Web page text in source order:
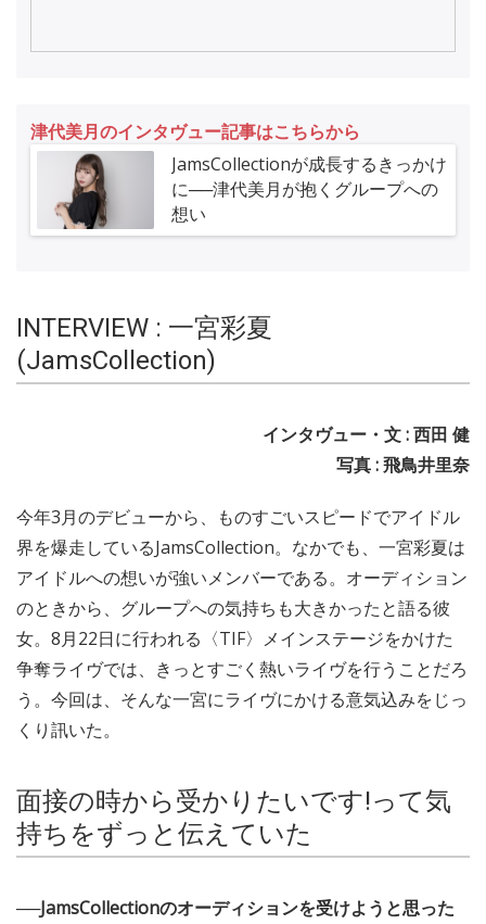
津代美月のインタヴュー記事はこちらから
JamsCollectionが成長するきっかけ
に──津代美月が抱くグループへの
想い
INTERVIEW : 一宮彩夏
(JamsCollection)
インタヴュー・文 : 西田 健
写真 : 飛鳥井里奈
今年3月のデビューから、ものすごいスピードでアイドル
界を爆走しているJamsCollection。なかでも、一宮彩夏は
アイドルへの想いが強いメンバーである。オーディション
のときから、グループへの気持ちも大きかったと語る彼
女。8月22日に行われる〈TIF〉メインステージをかけた
争奪ライヴでは、きっとすごく熱いライヴを行うことだろ
う。今回は、そんな一宮にライヴにかける意気込みをじっ
くり訊いた。
面接の時から受かりたいです!って気
持ちをずっと伝えていた
──JamsCollectionのオーディションを受けようと思った